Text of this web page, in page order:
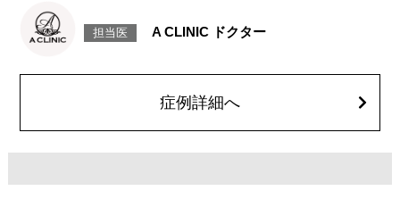
とがございます。また、稀ではありますが、施術部位の細菌感染症、皮膚
のよれ、繊維の突出などが生じることがございます。化膿止め・痛み止め
費用：1部位 184,800円(税込)
オプション：笑気麻酔 3,300円(税込)
担当医 A CLINIC ドクター
症例詳細へ